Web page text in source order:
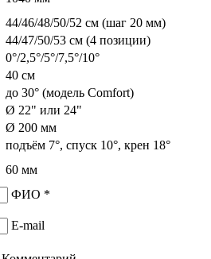
44/46/48/50/52 см (шаг 20 мм)
44/47/50/53 см (4 позиции)
0°/2,5°/5°/7,5°/10°
40 см
до 30° (модель Comfort)
Ø 22" или 24"
Ø 200 мм
подъём 7°, спуск 10°, крен 18°
60 мм
ФИО *
E-mail